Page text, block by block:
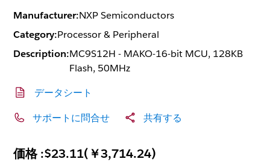
Manufacturer:NXP Semiconductors
Category:Processor & Peripheral
Description:MC9S12H - MAKO-16-bit MCU, 128KB
Flash, 50MHz
データシート
サポートに問合せ 共有する
価格 :$23.11(￥3,714.24)